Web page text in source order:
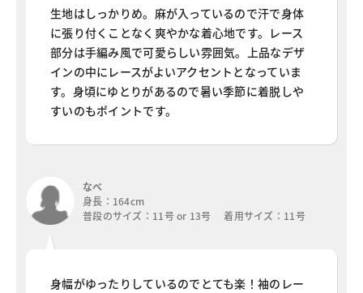
生地はしっかりめ。麻が入っているので汗で身体
に張り付くことなく爽やかな着心地です。レース
部分は手編み風で可愛らしい雰囲気。上品なデザ
インの中にレースがよいアクセントとなっていま
す。身頃にゆとりがあるので暑い季節に着脱しや
すいのもポイントです。
なべ
身長：164cm
普段のサイズ：11号 or 13号 着用サイズ：11号
身幅がゆったりしているのでとても楽！袖のレー